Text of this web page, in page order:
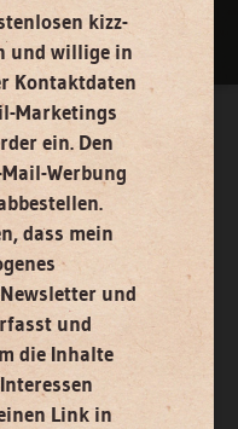
kizz-
und willige in
Kontaktdaten
Marketings
ein. Den
Werbung
dass mein
und
und
die Inhalte
Link in